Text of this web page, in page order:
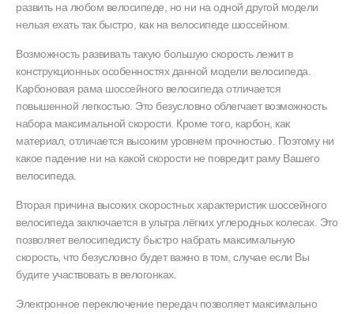
развить на любом велосипеде, но ни на одной другой модели
нельзя ехать так быстро, как на велосипеде шоссейном.
Возможность развивать такую большую скорость лежит в
конструкционных особенностях данной модели велосипеда.
Карбоновая рама шоссейного велосипеда отличается
повышенной легкостью. Это безусловно облегчает возможность
набора максимальной скорости. Кроме того, карбон, как
материал, отличается высоким уровнем прочностью. Поэтому ни
какое падение ни на какой скорости не повредит раму Вашего
велосипеда.
Вторая причина высоких скоростных характеристик шоссейного
велосипеда заключается в ультра лёгких углеродных колесах. Это
позволяет велосипедисту быстро набрать максимальную
скорость, что безусловно будет важно в том, случае если Вы
будите участвовать в велогонках.
Электронное переключение передач позволяет максимально